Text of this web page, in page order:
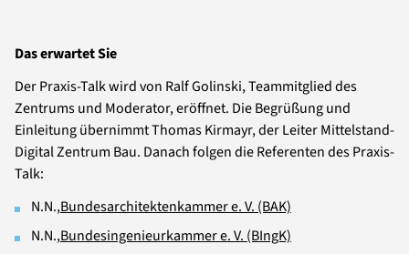
Das erwartet Sie
Der Praxis-Talk wird von Ralf Golinski, Teammitglied des
Zentrums und Moderator, eröffnet. Die Begrüßung und
Einleitung übernimmt Thomas Kirmayr, der Leiter Mittelstand-
Digital Zentrum Bau. Danach folgen die Referenten des Praxis-
Talk:
N.N.,Bundesarchitektenkammer e. V. (BAK)
N.N.,Bundesingenieurkammer e. V. (BIngK)